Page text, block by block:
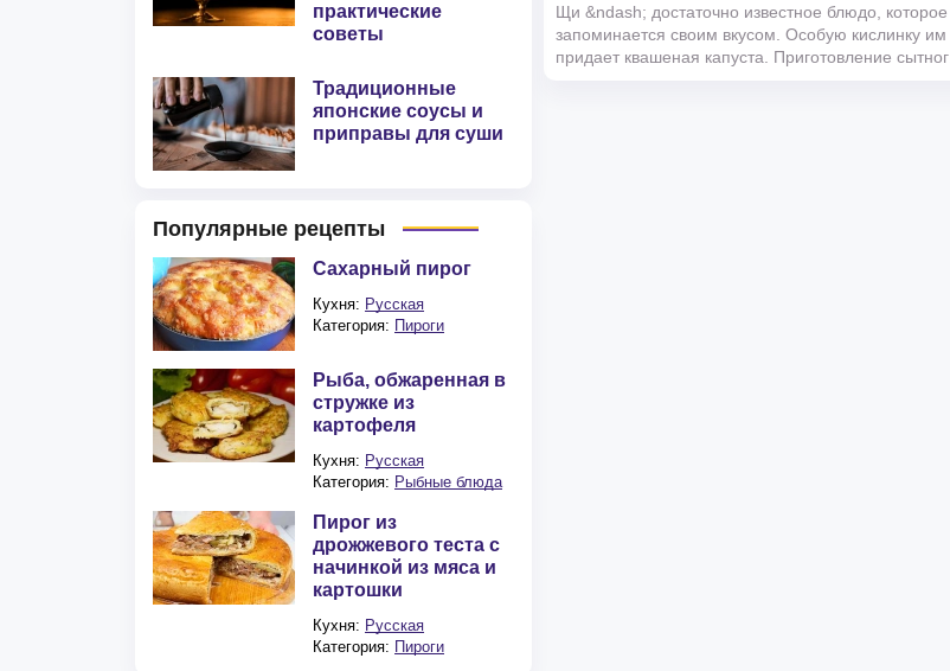
Щи &ndash; достаточно известное блюдо, которое
запоминается своим вкусом. Особую кислинку им
придает квашеная капуста. Приготовление сытного
практические
советы
Традиционные
японские соусы и
приправы для суши
Популярные рецепты
Сахарный пирог
Кухня: Русская
Категория: Пироги
Рыба, обжаренная в
стружке из
картофеля
Кухня: Русская
Категория: Рыбные блюда
Пирог из
дрожжевого теста с
начинкой из мяса и
картошки
Кухня: Русская
Категория: Пироги